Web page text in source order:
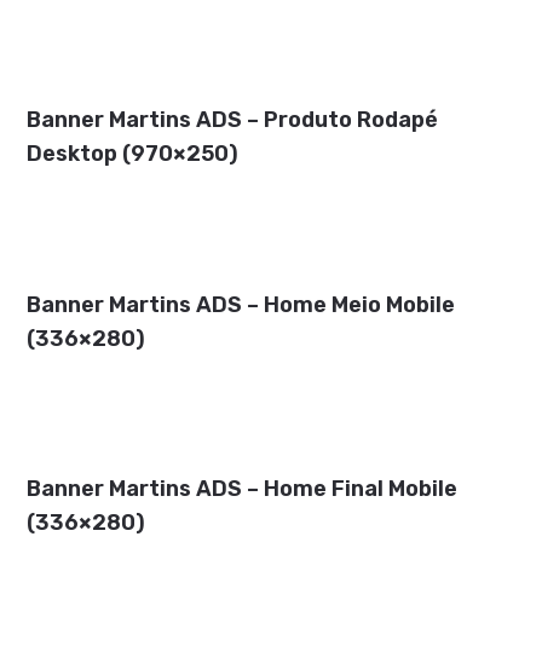
Banner Martins ADS – Produto Rodapé
Desktop (970×250)
Banner Martins ADS – Home Meio Mobile
(336×280)
Banner Martins ADS – Home Final Mobile
(336×280)